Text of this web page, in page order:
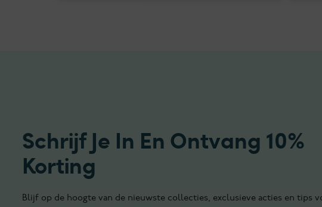
Schrijf Je In En Ontvang 10%
Korting
Blijf op de hoogte van de nieuwste collecties, exclusieve acties en tips